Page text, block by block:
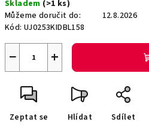
cena:
Skladem (>1 ks)
Můžeme doručit do:
12.8.2026
Kód: UJ0253KIDBL158
+
−
Zeptat se Hlídat Sdílet